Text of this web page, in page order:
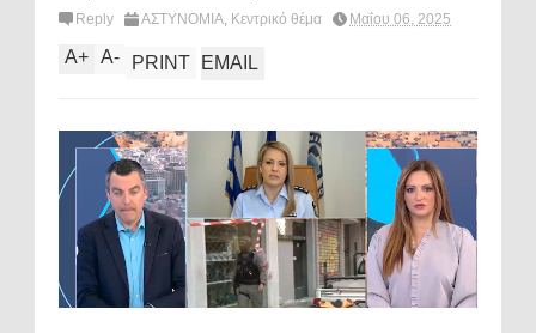
Reply ΑΣΤΥΝΟΜΙΑ, Κεντρικό θέμα Μαΐου 06, 2025
A+ A- PRINT EMAIL